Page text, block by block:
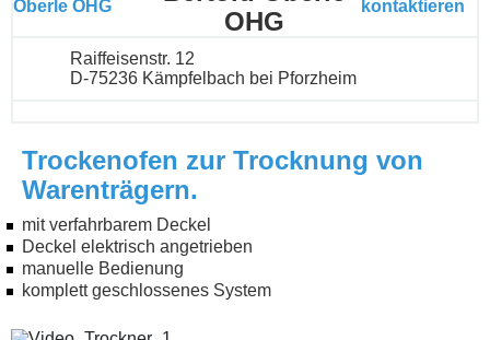
OHG
Raiffeisenstr. 12
D-75236 Kämpfelbach bei Pforzheim
Trockenofen zur Trocknung von
Warenträgern.
mit verfahrbarem Deckel
Deckel elektrisch angetrieben
manuelle Bedienung
komplett geschlossenes System